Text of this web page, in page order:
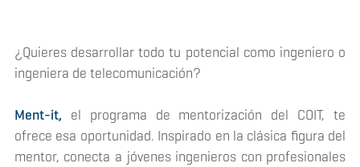
¿Quieres desarrollar todo tu potencial como ingeniero o
ingeniera de telecomunicación?
Ment-it, el programa de mentorización del COIT, te
ofrece esa oportunidad. Inspirado en la clásica figura del
mentor, conecta a jóvenes ingenieros con profesionales